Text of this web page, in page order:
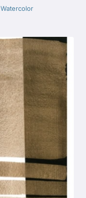
Watercolor